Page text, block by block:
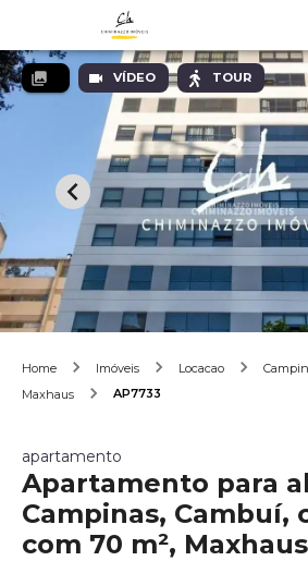
VÍDEO TOUR
Home Imóveis Locacao
Maxhaus
AP7733
apartamento
Apartamento para
Campinas, Cambuí,
com 70 m², Maxhaus